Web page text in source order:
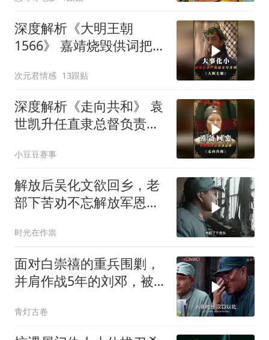
深度解析《大明王朝
1566》 嘉靖烧毁供词把浙
次元君情感 13跟贴
深度解析《走向共和》 袁
世凯升任直隶总督负责接
小豆豆赛事
解放后吴化文欲回乡，老
部下苦劝不忘解放军恩情
时光在作祟
面对白崇禧的重兵围剿，
并肩作战5年的刘邓，被
青灯古卷